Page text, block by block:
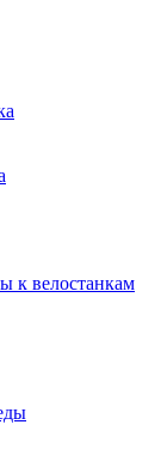
к велостанкам